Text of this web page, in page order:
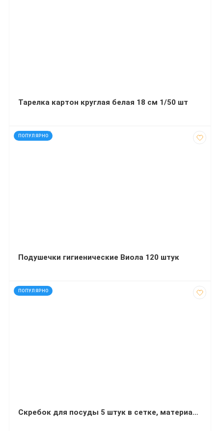
Тарелка картон круглая белая 18 см 1/50 шт
ПОПУЛЯРНО
код: 607611
Подушечки гигиенические Виола 120 штук
ПОПУЛЯРНО
код: 12506
Скребок для посуды 5 штук в сетке, материал пластик